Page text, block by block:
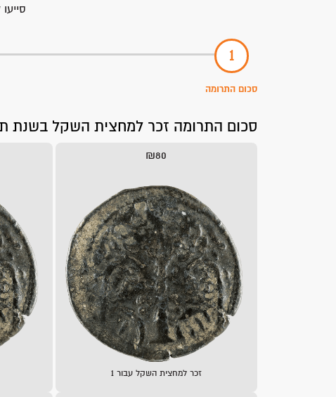
סכום התרומה
סכום התרומה זכר למחצית השקל בשנת תשפ"ו 2026, עומד על כ-80 ₪ לכל נפש
₪80
זכר למחצית השקל עבור 1